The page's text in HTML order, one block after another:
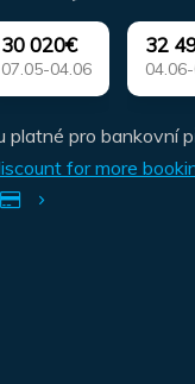
30 020€
07.05-04.06
32
platné pro bankovní
for more